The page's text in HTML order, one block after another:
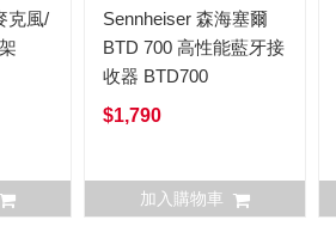
克風/
Sennheiser 森海塞爾
BTD 700 高性能藍牙接
收器 BTD700
$1,790
加入購物車